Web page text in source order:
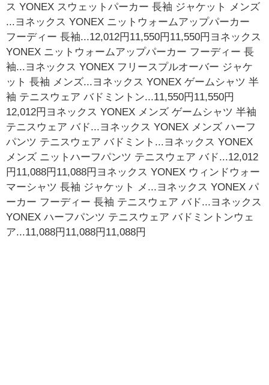
ス YONEX スウェットパーカー 長袖 ジャケット メンズ
...ヨネックス YONEX ニットウォームアップパーカー
フーディー 長袖...12,012円11,550円11,550円ヨネックス
YONEX ニットウォームアップパーカー フーディー 長
袖...ヨネックス YONEX フリースプルオーバー ジャケ
ット 長袖 メンズ...ヨネックス YONEX ゲームシャツ 半
袖 テニスウェア バドミントン...11,550円11,550円
12,012円ヨネックス YONEX メンズ ゲームシャツ 半袖
テニスウェア バド...ヨネックス YONEX メンズ ハーフ
パンツ テニスウェア バドミント...ヨネックス YONEX
メンズ ニットハーフパンツ テニスウェア バド...12,012
円11,088円11,088円ヨネックス YONEX ウィンドウォー
マーシャツ 長袖 ジャケット メ...ヨネックス YONEX パ
ーカー フーディー 長袖 テニスウェア バド...ヨネックス
YONEX ハーフパンツ テニスウェア バドミントンウェ
ア...11,088円11,088円11,088円